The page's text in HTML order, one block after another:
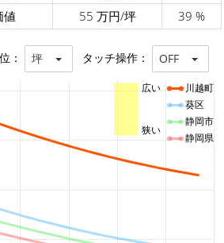
値
55 万円/坪 39 %
： 坪 タッチ操作： OFF
川越町
葵区
静岡市
静岡県
広い
狭い